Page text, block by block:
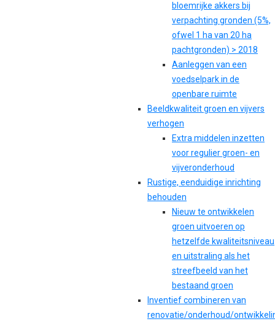
bloemrijke akkers bij
verpachting gronden (5%,
ofwel 1 ha van 20 ha
pachtgronden) > 2018
Aanleggen van een
voedselpark in de
openbare ruimte
Beeldkwaliteit groen en vijvers
verhogen
Extra middelen inzetten
voor regulier groen- en
vijveronderhoud
Rustige, eenduidige inrichting
behouden
Nieuw te ontwikkelen
groen uitvoeren op
hetzelfde kwaliteitsniveau
en uitstraling als het
streefbeeld van het
bestaand groen
Inventief combineren van
renovatie/onderhoud/